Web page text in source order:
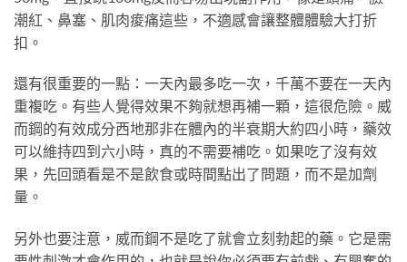
潮紅、鼻塞、肌肉痠痛這些，不適感會讓整體體驗大打折
扣。
還有很重要的一點：一天內最多吃一次，千萬不要在一天內
重複吃。有些人覺得效果不夠就想再補一顆，這很危險。威
而鋼的有效成分西地那非在體內的半衰期大約四小時，藥效
可以維持四到六小時，真的不需要補吃。如果吃了沒有效
果，先回頭看是不是飲食或時間點出了問題，而不是加劑
量。
另外也要注意，威而鋼不是吃了就會立刻勃起的藥。它是需